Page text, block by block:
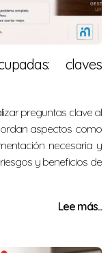
claves
preguntas clave al
aspectos como
necesaria y
y beneficios de
Lee más...